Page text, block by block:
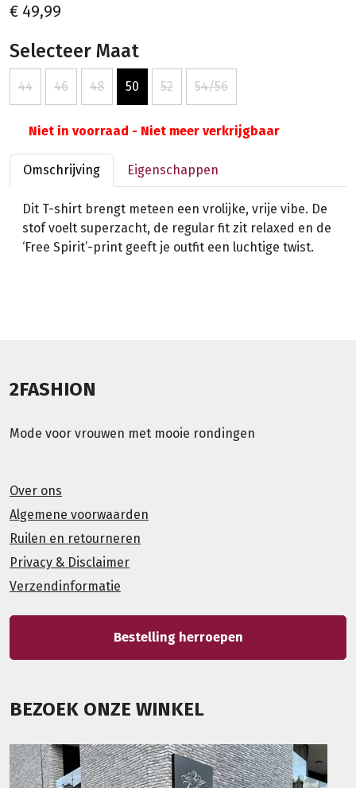
€ 49,99
Selecteer Maat
44 46 48 50 52 54/56
Niet in voorraad - Niet meer verkrijgbaar
Omschrijving Eigenschappen
Dit T-shirt brengt meteen een vrolijke, vrije vibe. De
stof voelt superzacht, de regular fit zit relaxed en de
‘Free Spirit’-print geeft je outfit een luchtige twist.
2FASHION
Mode voor vrouwen met mooie rondingen
Over ons
Algemene voorwaarden
Ruilen en retourneren
Privacy & Disclaimer
Verzendinformatie
Bestelling herroepen
BEZOEK ONZE WINKEL